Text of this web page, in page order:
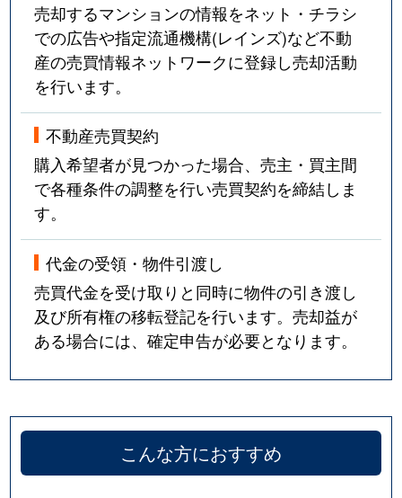
売却するマンションの情報をネット・チラシ
での広告や指定流通機構(レインズ)など不動
産の売買情報ネットワークに登録し売却活動
を行います。
不動産売買契約
購入希望者が見つかった場合、売主・買主間
で各種条件の調整を行い売買契約を締結しま
す。
代金の受領・物件引渡し
売買代金を受け取りと同時に物件の引き渡し
及び所有権の移転登記を行います。売却益が
ある場合には、確定申告が必要となります。
こんな方におすすめ